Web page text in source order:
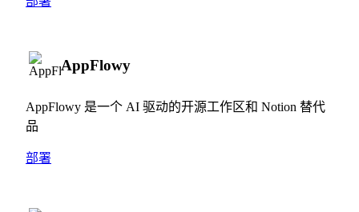
AppFlowy
AppFlowy 是一个 AI 驱动的开源工作区和 Notion 替代
品
部署